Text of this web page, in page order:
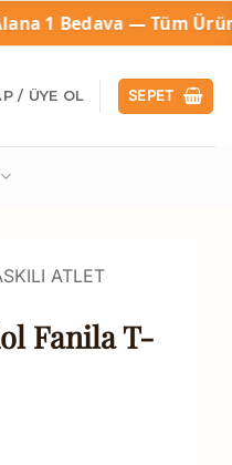
Ürünlerde Geçerli🚚
/ ÜYE OL SEPET
ATLET
Fanila T-